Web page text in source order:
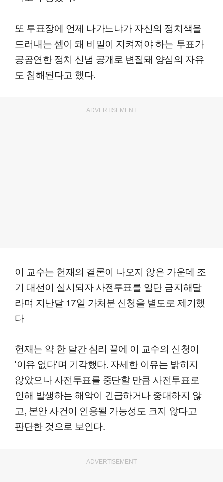
또 투표장에 언제 나가느냐가 자신의 정치색을
드러내는 셈이 돼 비밀이 지켜져야 하는 투표가
공공연한 정치 신념 공개로 변질돼 양심의 자유
도 침해된다고 했다.
ADVERTISEMENT
이 교수는 헌재의 결론이 나오지 않은 가운데 조
기 대선이 실시되자 사전투표를 일단 금지해달
라며 지난달 17일 가처분 신청을 별도로 제기했
다.
헌재는 약 한 달간 심리 끝에 이 교수의 신청이
'이유 없다'며 기각했다. 자세한 이유는 밝히지
않았으나 사전투표를 중단할 만큼 사전투표로
인해 발생하는 해악이 긴급하거나 중대하지 않
고, 본안 사건이 인용될 가능성도 크지 않다고
판단한 것으로 보인다.
ADVERTISEMENT